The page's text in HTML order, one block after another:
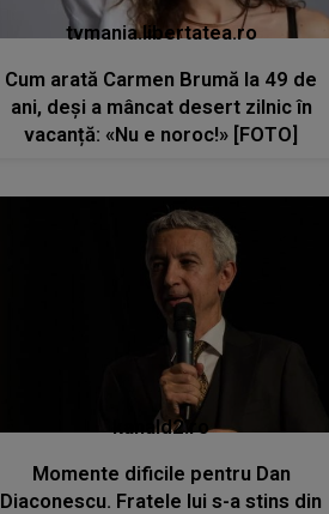
tvmania.libertatea.ro
Cum arată Carmen Brumă la 49 de
ani, deși a mâncat desert zilnic în
vacanță: «Nu e noroc!» [FOTO]
kanald2.ro
Momente dificile pentru Dan
Diaconescu. Fratele lui s-a stins din